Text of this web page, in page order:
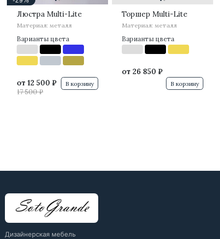
Люстра Multi-Lite
Материал: металл
Варианты цвета
от 12 500 ₽
17 500 ₽
В корзину
Торшер Multi-Lite
Материал: металл
Варианты цвета
от 26 850 ₽
В корзину
Дизайнерская мебель